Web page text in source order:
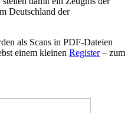
Deutschland der
als Scans in PDF-Dateien
einem kleinen Register– zum